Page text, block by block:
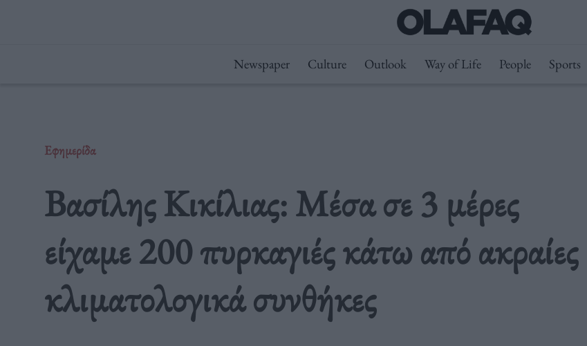
Newspaper Culture Outlook Way of Life People Sports
Εφημερίδα
Βασίλης Κικίλιας: Μέσα σε 3 μέρες
είχαμε 200 πυρκαγιές κάτω από ακραίες
κλιματολογικά συνθήκες